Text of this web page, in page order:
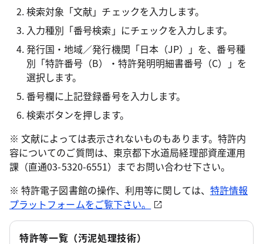
検索対象「文献」チェックを入力します。
入力種別「番号検索」にチェックを入力します。
発行国・地域／発行機関「日本（JP）」を、番号種
別「特許番号（B）・特許発明明細書番号（C）」を
選択します。
番号欄に上記登録番号を入力します。
検索ボタンを押します。
※ 文献によっては表示されないものもあります。特許内
容についてのご質問は、東京都下水道局経理部資産運用
課（直通03-5320-6551）までお問い合わせ下さい。
※ 特許電子図書館の操作、利用等に関しては、 特許情報
プラットフォームをご覧下さい。
特許等一覧（汚泥処理技術）